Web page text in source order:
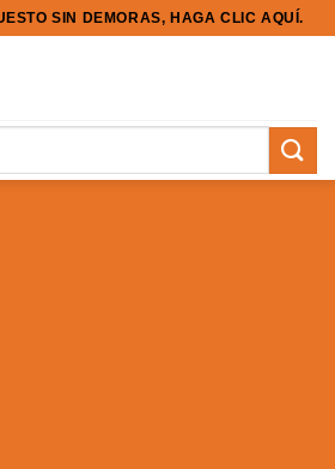
SIN DEMORAS, HAGA CLIC AQUÍ.